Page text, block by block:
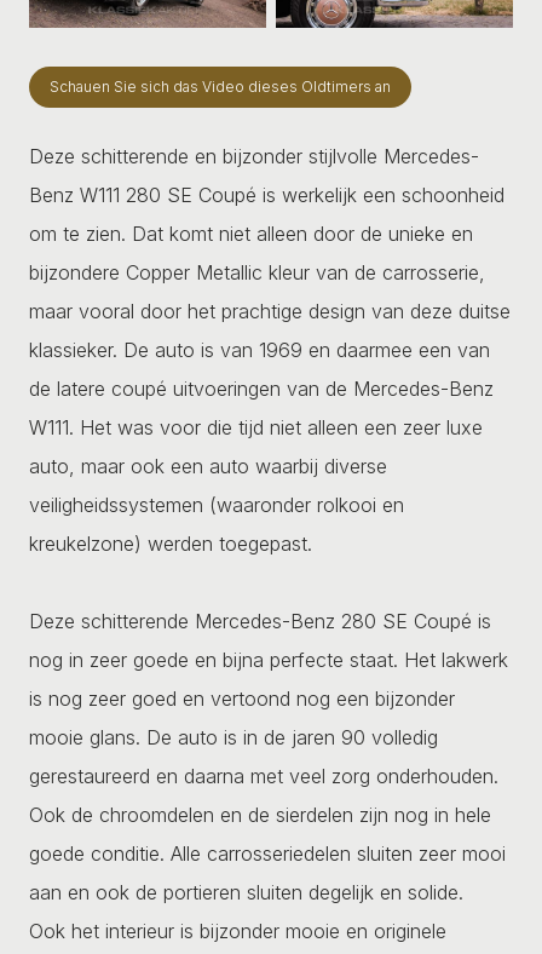
Schauen Sie sich das Video dieses Oldtimers an
Deze schitterende en bijzonder stijlvolle Mercedes-
Benz W111 280 SE Coupé is werkelijk een schoonheid
om te zien. Dat komt niet alleen door de unieke en
bijzondere Copper Metallic kleur van de carrosserie,
maar vooral door het prachtige design van deze duitse
klassieker. De auto is van 1969 en daarmee een van
de latere coupé uitvoeringen van de Mercedes-Benz
W111. Het was voor die tijd niet alleen een zeer luxe
auto, maar ook een auto waarbij diverse
veiligheidssystemen (waaronder rolkooi en
kreukelzone) werden toegepast.
Deze schitterende Mercedes-Benz 280 SE Coupé is
nog in zeer goede en bijna perfecte staat. Het lakwerk
is nog zeer goed en vertoond nog een bijzonder
mooie glans. De auto is in de jaren 90 volledig
gerestaureerd en daarna met veel zorg onderhouden.
Ook de chroomdelen en de sierdelen zijn nog in hele
goede conditie. Alle carrosseriedelen sluiten zeer mooi
aan en ook de portieren sluiten degelijk en solide.
Ook het interieur is bijzonder mooie en originele